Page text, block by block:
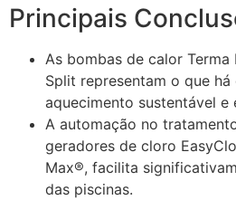
Principais
As bombas de calor Terma
Split representam o que
aquecimento sustentável e
A automação no
geradores de cloro
Max®, facilita
das piscinas.